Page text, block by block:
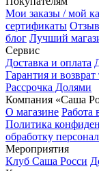
Мои заказы / мой
сертификаты
блог Лучший
Сервис
Доставка и оплата
Гарантия и возврат
Рассрочка Долями
Компания «Саша
О магазине Работа
Политика
обработку
Мероприятия
Клуб Саша Росси